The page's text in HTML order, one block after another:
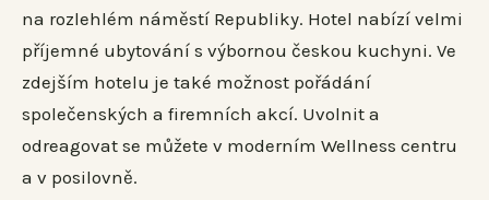
na rozlehlém náměstí Republiky. Hotel nabízí velmi
příjemné ubytování s výbornou českou kuchyni. Ve
zdejším hotelu je také možnost pořádání
společenských a firemních akcí. Uvolnit a
odreagovat se můžete v moderním Wellness centru
a v posilovně.